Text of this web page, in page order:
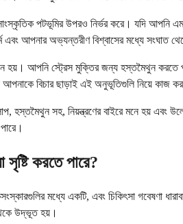
পটভূমির উপরও নির্ভর করে। যদি
আপনার অভ্যন্তরীণ বিশ্বাসের মধ্যে সংঘাত
হয়। আপনি স্ট্রেস মুক্তির জন্য হস্তমৈথুন করতে
আপনাকে বিচার ছাড়াই এই অনুভূতিগুলি নিয়ে কাজ
সহ, নিয়ন্ত্রণের বাইরে মনে হয় এবং
করতে পারে?
মধ্যে একটি, এবং চিকিৎসা গবেষণা
উদ্ভূত হয়।